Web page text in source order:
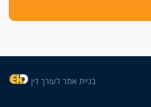
בניית אתר לעורך דין